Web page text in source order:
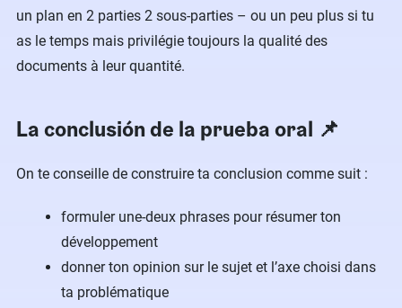
un plan en 2 parties 2 sous-parties – ou un peu plus si tu
as le temps mais privilégie toujours la qualité des
documents à leur quantité.
La conclusión de la prueba oral 📌
On te conseille de construire ta conclusion comme suit :
formuler une-deux phrases pour résumer ton
développement
donner ton opinion sur le sujet et l’axe choisi dans
ta problématique